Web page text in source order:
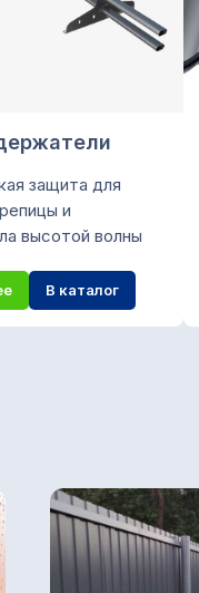
защита для
и
высотой волны
В каталог